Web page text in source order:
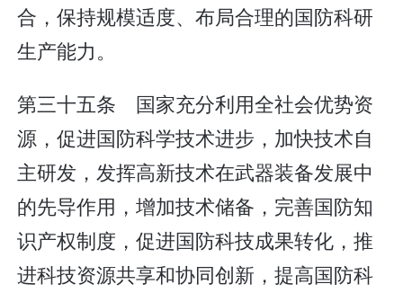
合，保持规模适度、布局合理的国防科研
生产能力。
第三十五条 国家充分利用全社会优势资
源，促进国防科学技术进步，加快技术自
主研发，发挥高新技术在武器装备发展中
的先导作用，增加技术储备，完善国防知
识产权制度，促进国防科技成果转化，推
进科技资源共享和协同创新，提高国防科